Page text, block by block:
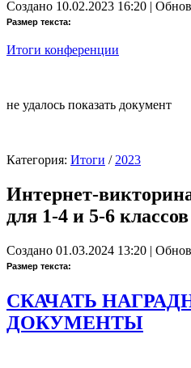
Создано 10.02.2023 16:20 |
Размер текста:
Итоги конференции
не удалось показать документ
Категория: Итоги /2023
Интернет-
для 1-4 и 5-6 классов
Создано 01.03.2024 13:20 |
Размер текста:
СКАЧАТЬ
ДОКУМЕНТЫ